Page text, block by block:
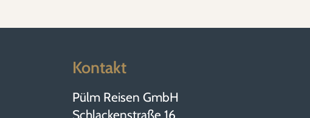
Kontakt
Pülm Reisen GmbH
Schlackenstraße 16